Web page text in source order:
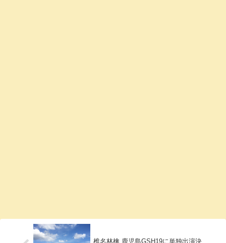
椎名林檎 鹿児島GSH19に単独出演決